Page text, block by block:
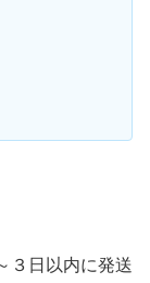
３日以内に発送